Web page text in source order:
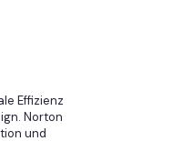
Effizienz
Norton
und